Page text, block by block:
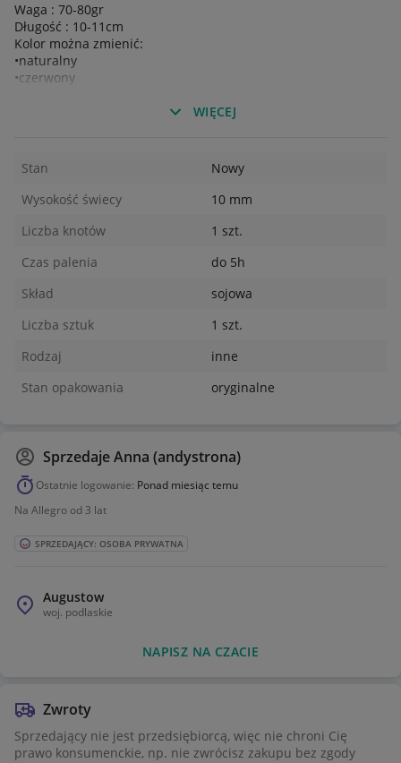
Waga : 70-80gr
Długość : 10-11cm
Kolor można zmienić:
•naturalny
•czerwony
•fioletowy
(Poproś o dodatkowe informacje w wiadomości)
WIĘCEJ
Stan
Nowy
Wysokość świecy
10 mm
Liczba knotów
1 szt.
Czas palenia
do 5h
Skład
sojowa
Liczba sztuk
1 szt.
Rodzaj
inne
Stan opakowania
oryginalne
SprzedajeAnna (andystrona)
Ostatnie logowanie: Ponad miesiąc temu
Na Allegro od 3 lat
SPRZEDAJĄCY: OSOBA PRYWATNA
Augustow
woj. podlaskie
NAPISZ NA CZACIE
Zwroty
Sprzedający nie jest przedsiębiorcą, więc nie chroni Cię
prawo konsumenckie, np. nie zwrócisz zakupu bez zgody